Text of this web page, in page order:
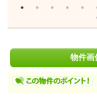
物件画